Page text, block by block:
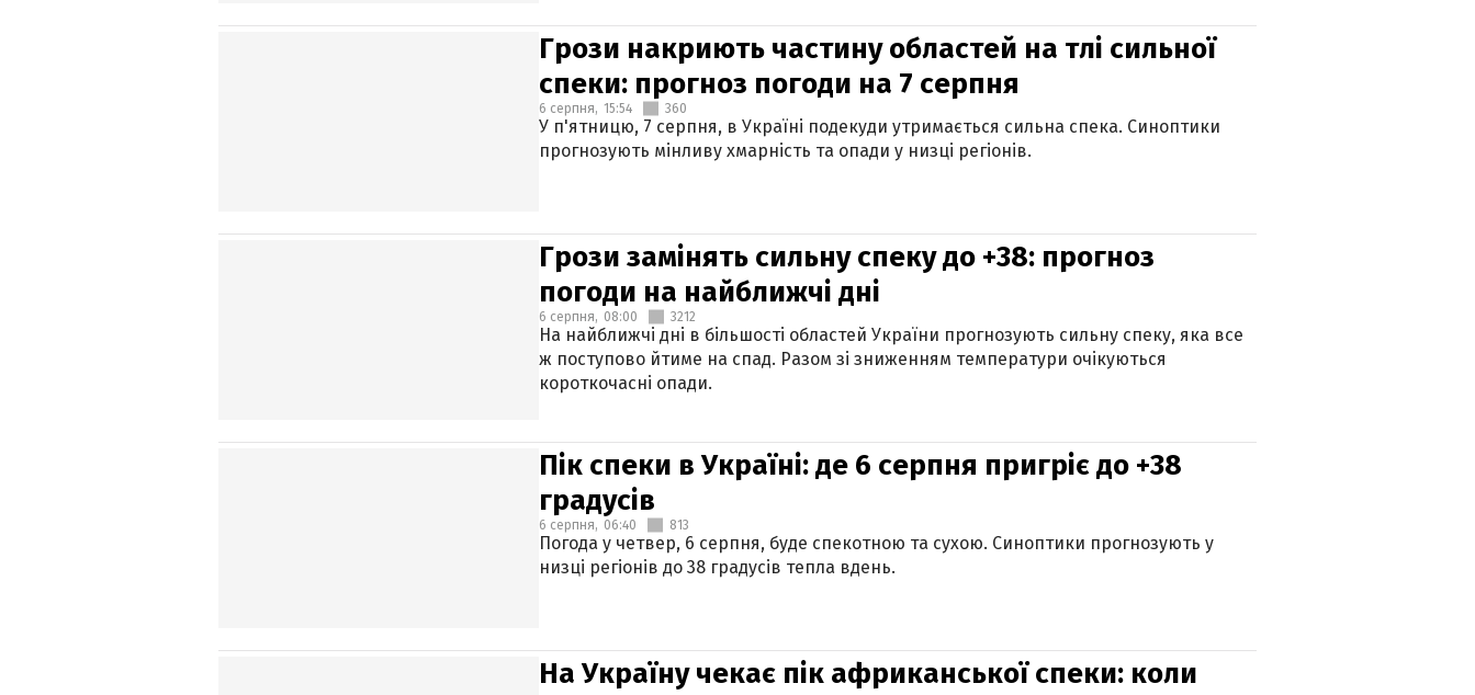
Грози накриють частину областей на тлі сильної
спеки: прогноз погоди на 7 серпня
6 серпня, 15:54 360
У п'ятницю, 7 серпня, в Україні подекуди утримається сильна спека. Синоптики
прогнозують мінливу хмарність та опади у низці регіонів.
Грози замінять сильну спеку до +38: прогноз
погоди на найближчі дні
6 серпня, 08:00 3212
На найближчі дні в більшості областей України прогнозують сильну спеку, яка все
ж поступово йтиме на спад. Разом зі зниженням температури очікуються
короткочасні опади.
Пік спеки в Україні: де 6 серпня пригріє до +38
градусів
6 серпня, 06:40 813
Погода у четвер, 6 серпня, буде спекотною та сухою. Синоптики прогнозують у
низці регіонів до 38 градусів тепла вдень.
На Україну чекає пік африканської спеки: коли